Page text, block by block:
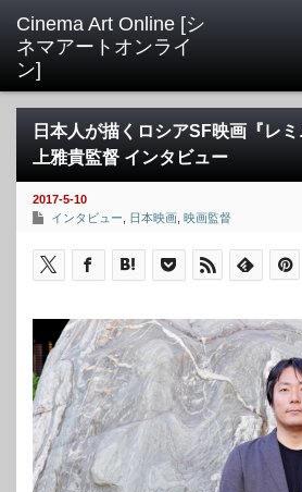
日本人が描くロシアSF映画『レ
上雅貴監督 インタビュー
2017-5-10
インタビュー
日本映画 映画監督